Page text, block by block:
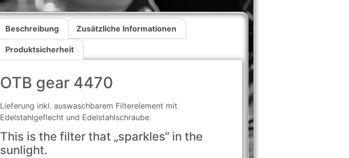
Beschreibung Zusätzliche Informationen
Produktsicherheit
OTB gear 4470
Lieferung inkl. auswaschbarem Filterelement mit
Edelstahlgeflecht und Edelstahlschraube.
This is the filter that „sparkles“ in the
sunlight.